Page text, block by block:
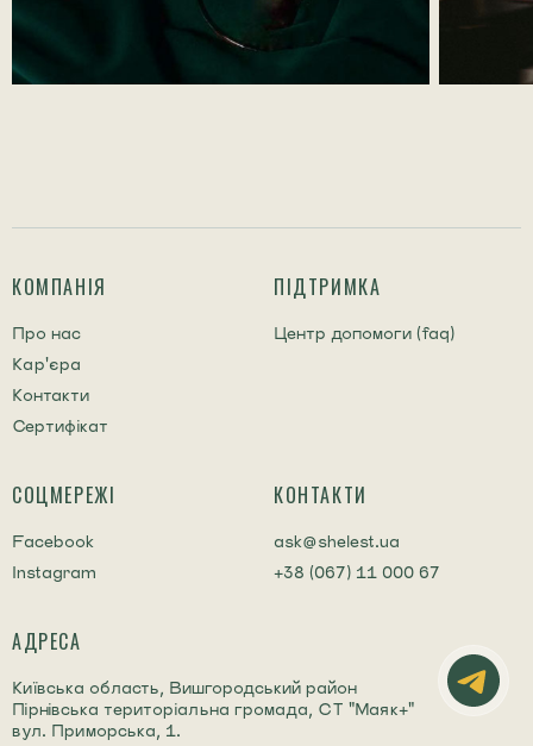
КОМПАНІЯ
Про нас
Кар'єра
Контакти
Сертифікат
ПІДТРИМКА
Центр допомоги (faq)
СОЦМЕРЕЖІ
Facebook
Instagram
КОНТАКТИ
ask@shelest.ua
+38 (067) 11 000 67
АДРЕСА
Київська область, Вишгородський район
Пірнівська територіальна громада, СТ "Маяк+"
вул. Приморська, 1.